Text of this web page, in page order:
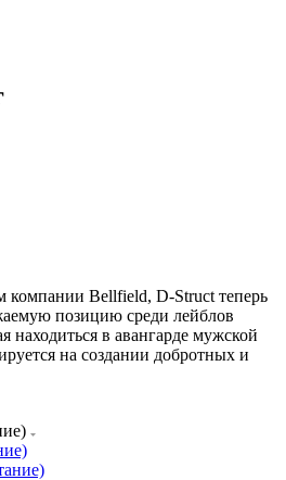
компании Bellfield, D-Struct теперь
позицию среди лейблов
в авангарде мужской
на создании добротных и